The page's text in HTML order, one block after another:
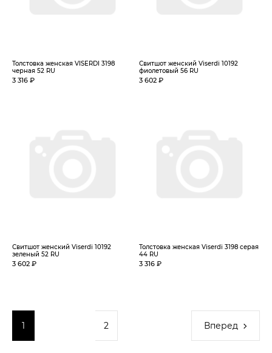
Толстовка женская VISERDI 3198
черная 52 RU
3 316 ₽
Свитшот женский Viserdi 10192
фиолетовый 56 RU
3 602 ₽
Свитшот женский Viserdi 10192
зеленый 52 RU
3 602 ₽
Толстовка женская Viserdi 3198 серая
44 RU
3 316 ₽
1 2 Вперед